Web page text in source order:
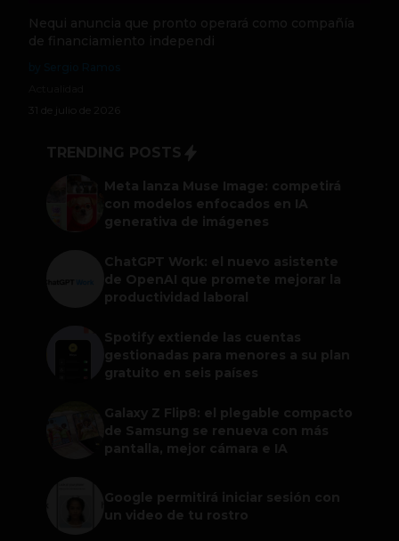
Nequi anuncia que pronto operará como compañía
de financiamiento independi
31 de julio de 2026
TRENDING POSTS
Meta lanza Muse Image: competirá
con modelos enfocados en IA
generativa de imágenes
ChatGPT Work: el nuevo asistente
de OpenAI que promete mejorar la
productividad laboral
Spotify extiende las cuentas
gestionadas para menores a su plan
gratuito en seis países
Galaxy Z Flip8: el plegable compacto
de Samsung se renueva con más
pantalla, mejor cámara e IA
Google permitirá iniciar sesión con
un video de tu rostro